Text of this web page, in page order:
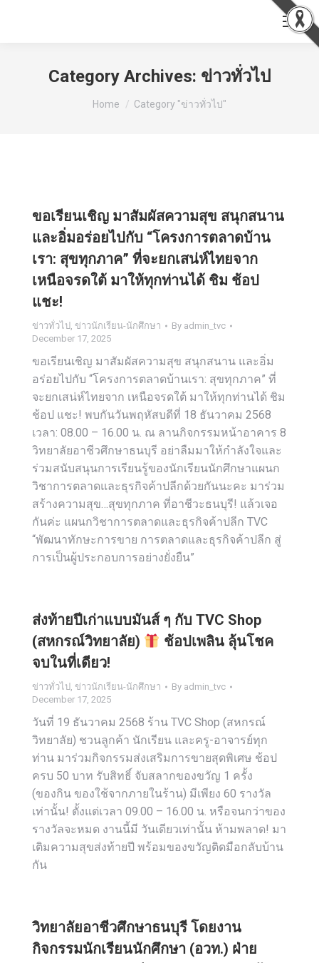
Category Archives: ข่าวทั่วไป
You are here:
Home Category "ข่าวทั่วไป"
ขอเรียนเชิญ มาสัมผัสความสุข สนุกสนาน
และอิ่มอร่อยไปกับ “โครงการตลาดบ้าน
เรา: สุขทุกภาค” ที่จะยกเสน่ห์ไทยจาก
เหนือจรดใต้ มาให้ทุกท่านได้ ชิม ช้อป
แชะ!
ข่าวทั่วไป, ข่าวนักเรียน-นักศึกษา By admin_tvc
December 17, 2025
ขอเรียนเชิญ มาสัมผัสความสุข สนุกสนาน และอิ่ม
อร่อยไปกับ “โครงการตลาดบ้านเรา: สุขทุกภาค” ที่
จะยกเสน่ห์ไทยจาก เหนือจรดใต้ มาให้ทุกท่านได้ ชิม
ช้อป แชะ! พบกันวันพฤหัสบดีที่ 18 ธันวาคม 2568
เวลา: 08.00 – 16.00 น. ณ ลานกิจกรรมหน้าอาคาร 8
วิทยาลัยอาชีวศึกษาธนบุรี อย่าลืมมาให้กำลังใจและ
ร่วมสนับสนุนการเรียนรู้ของนักเรียนนักศึกษาแผนก
วิชาการตลาดและธุรกิจค้าปลีกด้วยกันนะคะ มาร่วม
สร้างความสุข…สุขทุกภาค ที่อาชีวะธนบุรี! แล้วเจอ
กันค่ะ แผนกวิชาการตลาดและธุรกิจค้าปลีก TVC
“พัฒนาทักษะการขาย การตลาดและธุรกิจค้าปลีก สู่
การเป็นผู้ประกอบการอย่างยั่งยืน”
ส่งท้ายปีเก่าแบบมันส์ ๆ กับ TVC Shop
(สหกรณ์วิทยาลัย)
ช้อปเพลิน ลุ้นโชค
จบในที่เดียว!
ข่าวทั่วไป, ข่าวนักเรียน-นักศึกษา By admin_tvc
December 17, 2025
วันที่ 19 ธันวาคม 2568 ร้าน TVC Shop (สหกรณ์
วิทยาลัย) ชวนลูกค้า นักเรียน และครู-อาจารย์ทุก
ท่าน มาร่วมกิจกรรมส่งเสริมการขายสุดพิเศษ ช้อป
ครบ 50 บาท รับสิทธิ์ จับสลากของขวัญ 1 ครั้ง
(ของกิน ของใช้จากภายในร้าน) มีเพียง 60 รางวัล
เท่านั้น! ตั้งแต่เวลา 09.00 – 16.00 น. หรือจนกว่าของ
รางวัลจะหมด งานนี้มี วันเดียวเท่านั้น ห้ามพลาด! มา
เติมความสุขส่งท้ายปี พร้อมของขวัญติดมือกลับบ้าน
กัน
วิทยาลัยอาชีวศึกษาธนบุรี โดยงาน
กิจกรรมนักเรียนนักศึกษา (อวท.) ฝ่าย